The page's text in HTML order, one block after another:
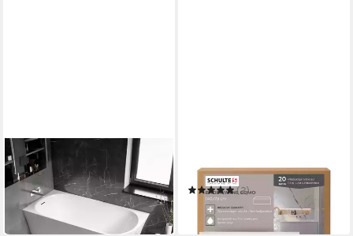
BERNSTEIN
Eckwanne NORA CORNER
LINKS
908,90 €
in 5-6 Werktagen bei dir
Badewanne Rechteck Como
(2)
ab 479,99 €
in 6-7 Werktagen bei dir